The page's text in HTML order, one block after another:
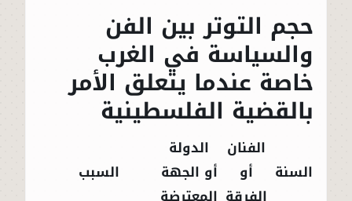
حجم التوتر بين الفن
والسياسة في الغرب
خاصة عندما يتعلق الأمر
بالقضية الفلسطينية
السنة
الفنان
أو
الفرقة
الدولة
أو الجهة
المعترضة
السبب